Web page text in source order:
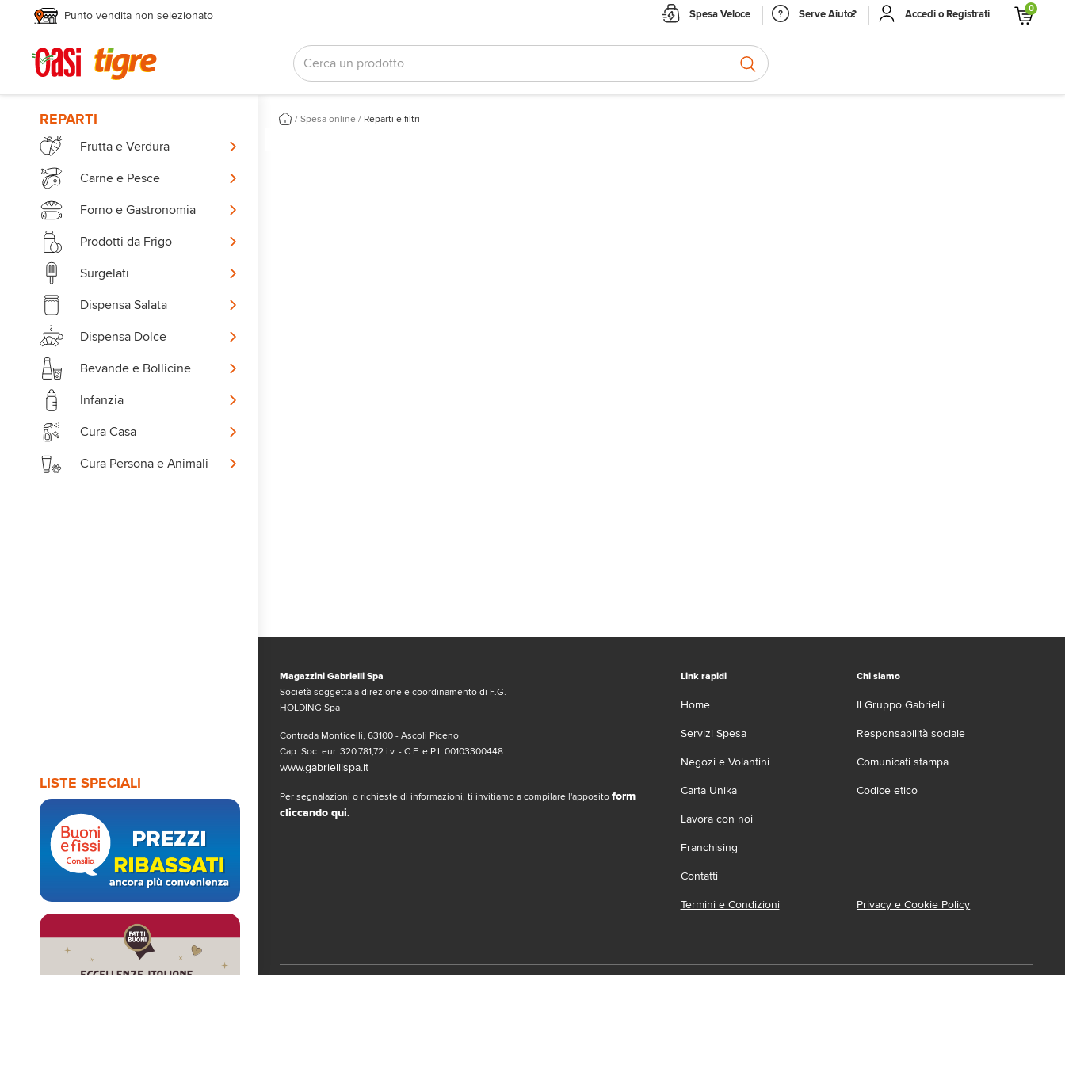
Punto vendita non selezionato Spesa Veloce Serve Aiuto? Accedi o Registrati 0
REPARTI
Frutta e Verdura
Carne e Pesce
Forno e Gastronomia
Prodotti da Frigo
Surgelati
Dispensa Salata
Dispensa Dolce
Bevande e Bollicine
Infanzia
Cura Casa
Cura Persona e Animali
LISTE SPECIALI
/ Spesa online / Reparti e filtri
Magazzini Gabrielli Spa
Società soggetta a direzione e coordinamento di F.G.
HOLDING Spa
Contrada Monticelli, 63100 - Ascoli Piceno
Cap. Soc. eur. 320.781,72 i.v. - C.F. e P.I. 00103300448
www.gabriellispa.it
Per segnalazioni o richieste di informazioni, ti invitiamo a compilare l'apposito form
cliccando qui.
Link rapidi
Home
Servizi Spesa
Negozi e Volantini
Carta Unika
Lavora con noi
Franchising
Contatti
Chi siamo
Il Gruppo Gabrielli
Responsabilità sociale
Comunicati stampa
Codice etico
Termini e Condizioni Privacy e Cookie Policy